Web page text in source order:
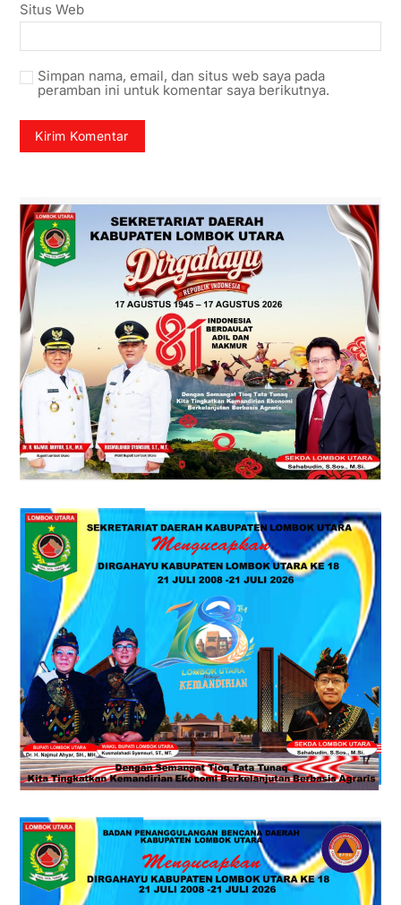
Situs Web
Simpan nama, email, dan situs web saya pada
peramban ini untuk komentar saya berikutnya.